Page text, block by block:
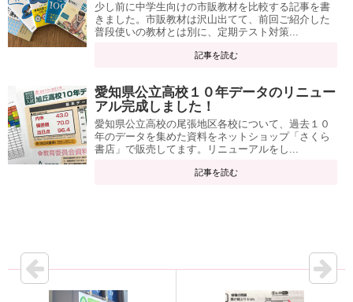
少し前に中学生向けの市販教材を比較する記事を書
きました。市販教材は沢山出てて、前回ご紹介した
普段使いの教材とは別に、定期テスト対策...
記事を読む
愛知県公立高校１０年データのリニュー
アル完成しました！
愛知県公立高校の尾張地区各校について、過去１０
年のデータを集めた資料をネットショップ「さくら
書店」で販売してます。リニューアルをし...
記事を読む